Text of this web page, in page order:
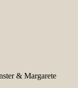
& Margarete